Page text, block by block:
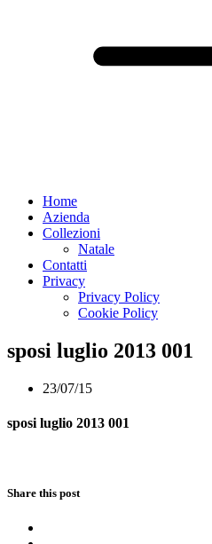
Home
Azienda
Collezioni
Natale
Contatti
Privacy
Privacy Policy
Cookie Policy
sposi luglio 2013 001
23/07/15
sposi luglio 2013 001
Share this post